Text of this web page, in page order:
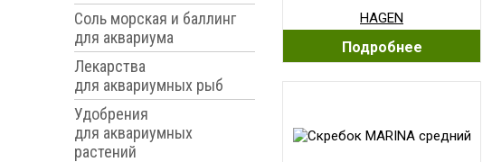
Соль морская и баллинг
для аквариума
Лекарства
для аквариумных рыб
Удобрения
для аквариумных
растений
HAGEN
Подробнее